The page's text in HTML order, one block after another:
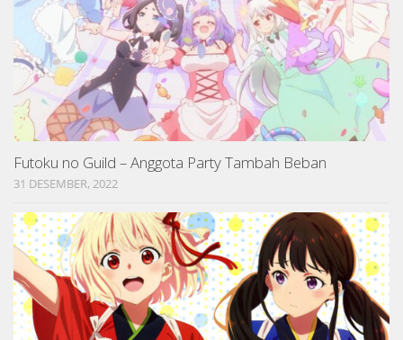
Futoku no Guild – Anggota Party Tambah Beban
31 DESEMBER, 2022